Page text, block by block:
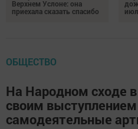
Верхнем Услоне: она
приехала сказать спасибо
ОБЩЕСТВО
На Народном сходе
своим
самодеятельные